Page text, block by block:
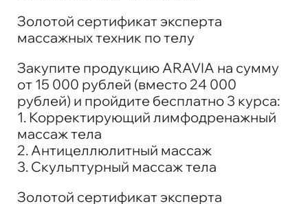
Золотой сертификат эксперта
массажных техник по телу
Закупите продукцию ARAVIA на сумму
от 15 000 рублей (вместо 24 000
рублей) и пройдите бесплатно 3 курса:
1. Корректирующий лимфодренажный
массаж тела
2. Антицеллюлитный массаж
3. Скульптурный массаж тела
Золотой сертификат эксперта